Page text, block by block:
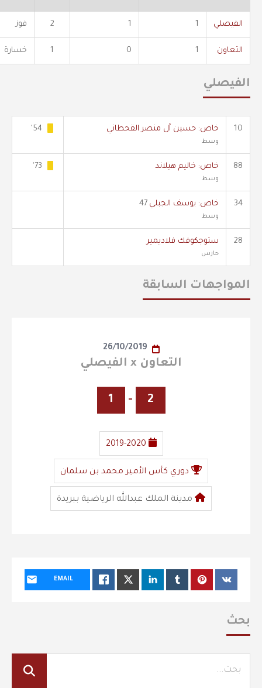
الفيصلي 1
1
2 فوز
التعاون 1
0
1 خسارة
الفيصلي
10 خاص: حسين آل منصر القحطاني
وسط
88 خاص: خاليم هيلاند
وسط
34 خاص: يوسف الجبلي 47
وسط
28 ستوجكوفك فلاديمير
حارس
المواجهات السابقة
26/10/2019
التعاون x الفيصلي
2
-
1
2019-2020
دوري كأس الأمير محمد بن سلمان
مدينة الملك عبدالله الرياضية ببريدة
EMAIL
بحث